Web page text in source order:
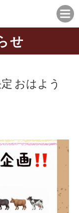
せ
おはよう